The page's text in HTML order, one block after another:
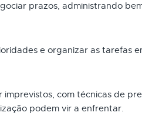
prazos, administrando
e organizar as tarefas
com técnicas de
podem vir a enfrentar.